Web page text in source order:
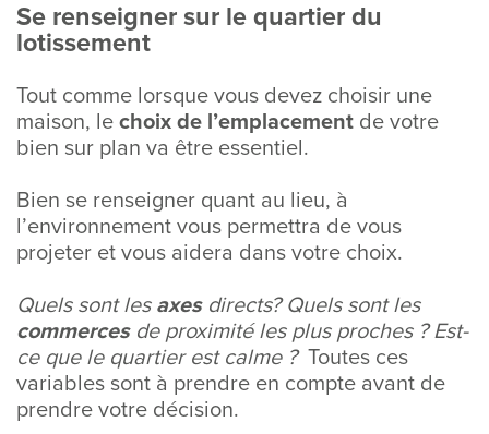
Se renseigner sur le quartier du
lotissement
Tout comme lorsque vous devez choisir une
maison, le choix de l’emplacement de votre
bien sur plan va être essentiel.
Bien se renseigner quant au lieu, à
l’environnement vous permettra de vous
projeter et vous aidera dans votre choix.
Quels sont les axesdirects? Quels sont les
commercesde proximité les plus proches ? Est-
ce que le quartier est calme ? Toutes ces
variables sont à prendre en compte avant de
prendre votre décision.